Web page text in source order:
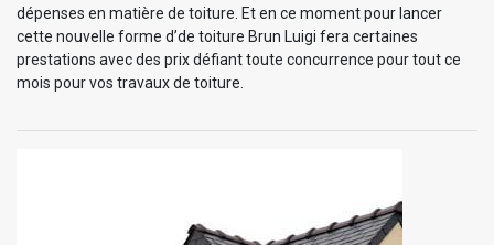
dépenses en matière de toiture. Et en ce moment pour lancer
cette nouvelle forme d’de toiture Brun Luigi fera certaines
prestations avec des prix défiant toute concurrence pour tout ce
mois pour vos travaux de toiture.